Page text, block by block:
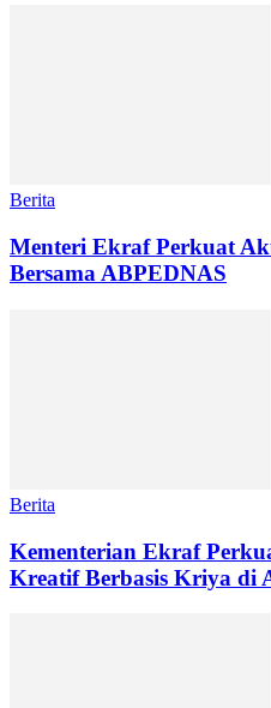
Berita
Menteri Ekraf Perkuat
Bersama ABPEDNAS
Berita
Kementerian Ekraf
Kreatif Berbasis Kriya di